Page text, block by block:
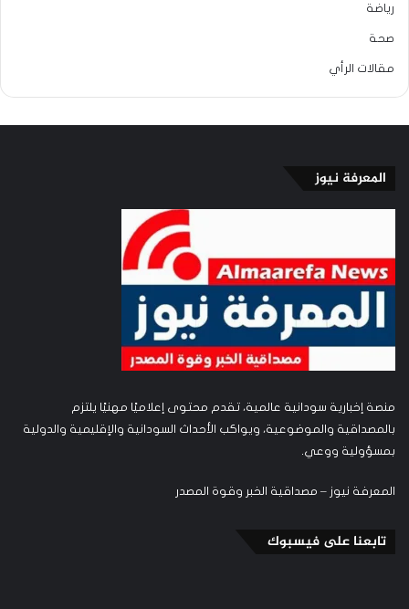
رياضة
صحة
مقالات الرأي
المعرفة نيوز
منصة إخبارية سودانية عالمية، تقدم محتوى إعلاميًا مهنيًا يلتزم
بالمصداقية والموضوعية، ويواكب الأحداث السودانية والإقليمية والدولية
بمسؤولية ووعي.
المعرفة نيوز – مصداقية الخبر وقوة المصدر
تابعنا على فيسبوك